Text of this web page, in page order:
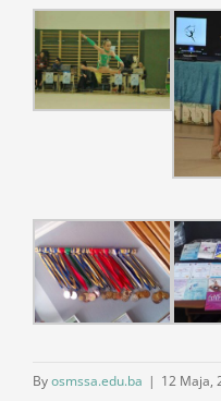
Byosmssa.edu.ba | 12 Maja,